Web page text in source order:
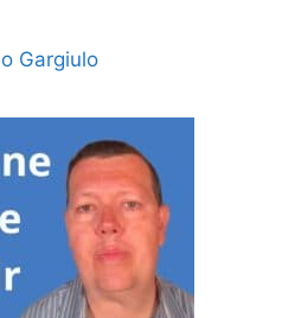
Gargiulo